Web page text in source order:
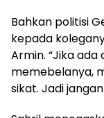
Bahkan politisi
kepada
Armin. “Jika
memebelanya,
sikat. Jadi